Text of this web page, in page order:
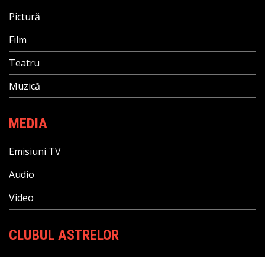
Pictură
Film
Teatru
Muzică
MEDIA
Emisiuni TV
Audio
Video
CLUBUL ASTRELOR